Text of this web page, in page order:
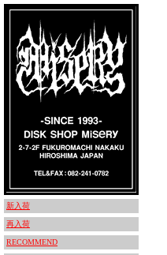
新入荷
再入荷
RECOMMEND